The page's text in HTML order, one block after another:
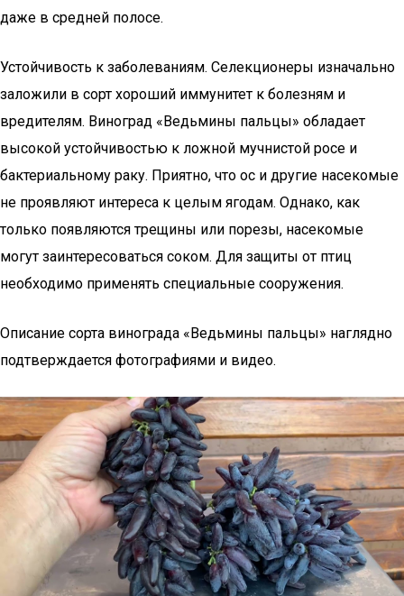
даже в средней полосе.
Устойчивость к заболеваниям. Селекционеры изначально
заложили в сорт хороший иммунитет к болезням и
вредителям. Виноград «Ведьмины пальцы» обладает
высокой устойчивостью к ложной мучнистой росе и
бактериальному раку. Приятно, что ос и другие насекомые
не проявляют интереса к целым ягодам. Однако, как
только появляются трещины или порезы, насекомые
могут заинтересоваться соком. Для защиты от птиц
необходимо применять специальные сооружения.
Описание сорта винограда «Ведьмины пальцы» наглядно
подтверждается фотографиями и видео.